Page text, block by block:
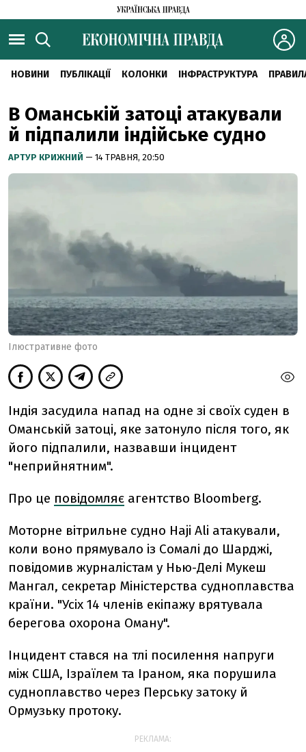
НОВИНИ ПУБЛІКАЦІЇ КОЛОНКИ ІНФРАСТРУКТУРА
В Оманській затоці атакували
й підпалили індійське судно
АРТУР КРИЖНИЙ — 14 ТРАВНЯ, 20:50
Ілюстративне фото
Індія засудила напад на одне зі своїх суден в
Оманській затоці, яке затонуло після того, як
його підпалили, назвавши інцидент
"неприйнятним".
Про це повідомляє агентство Bloomberg.
Моторне вітрильне судно Haji Ali атакували,
коли воно прямувало із Сомалі до Шарджі,
повідомив журналістам у Нью-Делі Мукеш
Мангал, секретар Міністерства судноплавства
країни. "Усіх 14 членів екіпажу врятувала
берегова охорона Оману".
Інцидент стався на тлі посилення напруги
між США, Ізраїлем та Іраном, яка порушила
судноплавство через Перську затоку й
Ормузьку протоку.
РЕКЛАМА: